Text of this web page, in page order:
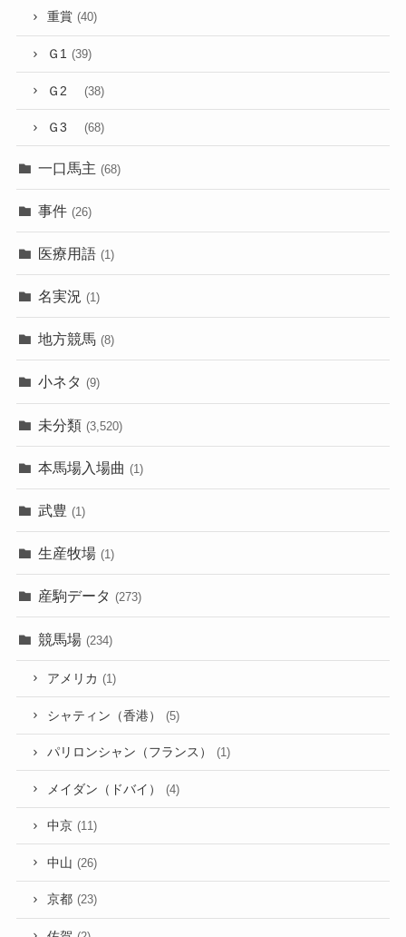
重賞 (40)
Ｇ1 (39)
Ｇ2 (38)
Ｇ3 (68)
一口馬主 (68)
事件 (26)
医療用語 (1)
名実況 (1)
地方競馬 (8)
小ネタ (9)
未分類 (3,520)
本馬場入場曲 (1)
武豊 (1)
生産牧場 (1)
産駒データ (273)
競馬場 (234)
アメリカ (1)
シャティン（香港） (5)
パリロンシャン（フランス） (1)
メイダン（ドバイ） (4)
中京 (11)
中山 (26)
京都 (23)